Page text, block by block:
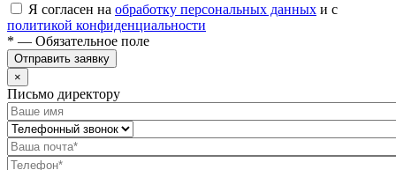
Я согласен на обработку персональных данных и с
политикой конфиденциальности
* — Обязательное поле
Отправить заявку
×
Письмо директору